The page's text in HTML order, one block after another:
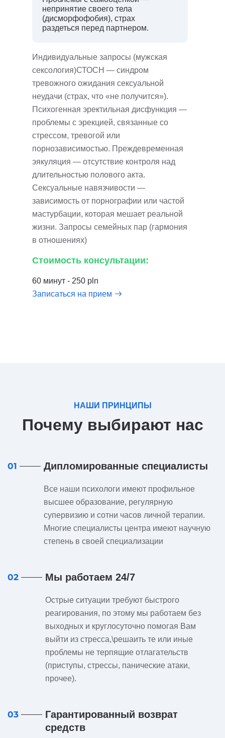
непринятие своего тела
(дисморфофобия), страх
раздеться перед партнером.
Индивидуальные запросы (мужская
сексология)СТОСН — синдром
тревожного ожидания сексуальной
неудачи (страх, что «не получится»).
Психогенная эректильная дисфункция —
проблемы с эрекцией, связанные со
стрессом, тревогой или
порнозависимостью. Преждевременная
эякуляция — отсутствие контроля над
длительностью полового акта.
Сексуальные навязчивости —
зависимость от порнографии или частой
мастурбации, которая мешает реальной
жизни. Запросы семейных пар (гармония
в отношениях)
Стоимость консультации:
60 минут - 250 pln
Записаться на прием
НАШИ ПРИНЦИПЫ
Почему выбирают нас
01 Дипломированные специалисты
Все наши психологи имеют профильное
высшее образование, регулярную
супервизию и сотни часов личной терапии.
Многие специалисты центра имеют научную
степень в своей специализации
02 Мы работаем 24/7
Острые ситуации требуют быстрого
реагирования, по этому мы работаем без
выходных и круглосуточно помогая Вам
выйти из стресса,\решаить те или иные
проблемы не терпящие отлагательств
(приступы, стрессы, панические атаки,
прочее).
03
Гарантированный возврат
средств